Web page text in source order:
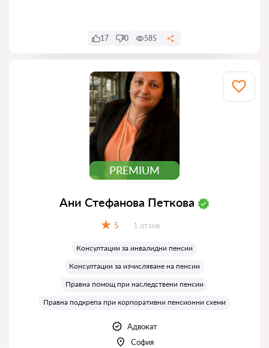
17 0 585
PREMIUM
Ани Стефанова Петкова
5 Отзиви:
1 отзив
Консултации за инвалидни пенсии
Консултации за изчисляване на пенсии
Правна помощ при наследствени пенсии
Правна подкрепа при корпоративни пенсионни схеми
Адвокат
София